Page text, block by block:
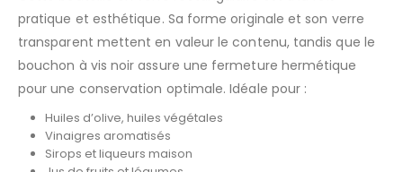
pratique et esthétique. Sa forme originale et son verre
transparent mettent en valeur le contenu, tandis que le
bouchon à vis noir assure une fermeture hermétique
pour une conservation optimale. Idéale pour :
Huiles d’olive, huiles végétales
Vinaigres aromatisés
Sirops et liqueurs maison